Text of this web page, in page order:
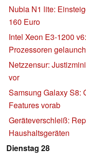
Nubia N1 lite:
160 Euro
Intel Xeon E3-1200
Prozessoren
Netzzensur:
vor
Samsung Galaxy S8:
Features vorab
Geräteverschleiß:
Haushaltsgeräten
Dienstag 28